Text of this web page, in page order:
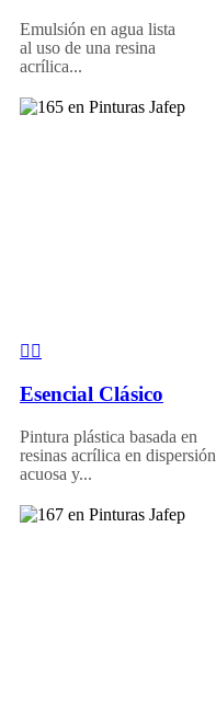
Emulsión en agua lista
al uso de una resina
acrílica...
Esencial Clásico
Pintura plástica basada en
resinas acrílica en dispersión
acuosa y...